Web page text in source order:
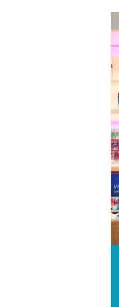
Philip Morris
din spatele